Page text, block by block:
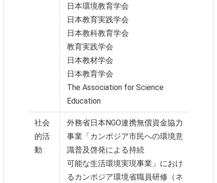
日本環境教育学会
日本教育実践学会
日本教科教育学会
教育実践学会
日本教材学会
日本教育学会
The Association for Science
Education
社会
的活
動
外務省日本NGO連携無償資金協力
事業「カンボジア市民への環境意
識普及啓発による持続
可能な生活環境実現事業」におけ
るカンボジア環境省職員研修（ネ